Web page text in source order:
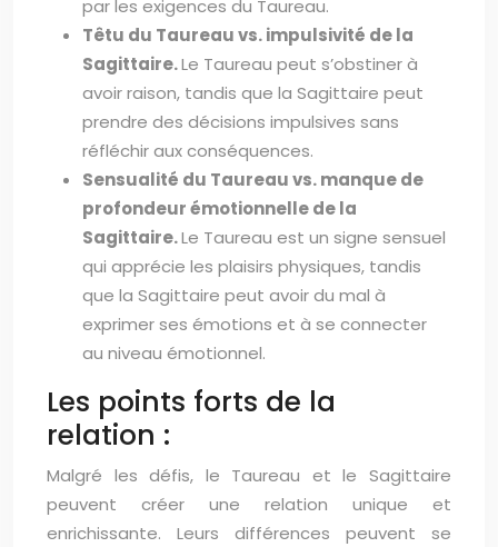
par les exigences du Taureau.
Têtu du Taureau vs. impulsivité de la
Sagittaire.Le Taureau peut s’obstiner à
avoir raison, tandis que la Sagittaire peut
prendre des décisions impulsives sans
réfléchir aux conséquences.
Sensualité du Taureau vs. manque de
profondeur émotionnelle de la
Sagittaire.Le Taureau est un signe sensuel
qui apprécie les plaisirs physiques, tandis
que la Sagittaire peut avoir du mal à
exprimer ses émotions et à se connecter
au niveau émotionnel.
Les points forts de la
relation :
Malgré les défis, le Taureau et le Sagittaire
peuvent créer une relation unique et
enrichissante. Leurs différences peuvent se